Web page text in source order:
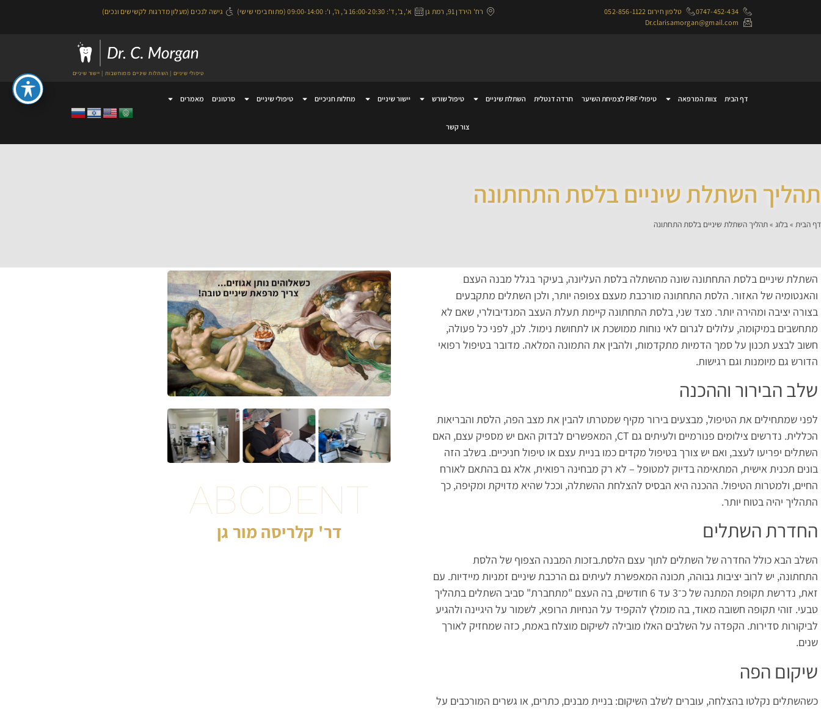
0747-452-434
טלפון חירום 052-856-1122
Dr.clarisamorgan@gmail.com
רח' הירדן 91, רמת גן א', ב', ד': 16:00-20:30 ג', ה', ו': 09:00-14:00 (פתוח בימי שישי) גישה לנכים (מעלון מדרגות לקשישים ונכים)
טיפולי שיניים | השתלות שיניים ממוחשבות | יישור שיניים
דף הבית צוות המרפאה טיפולי PRF לצמיחת השיער חרדה דנטלית השתלת שיניים טיפול שורש יישור שיניים מחלות חניכיים טיפולי שיניים סרטונים מאמרים
צור קשר
תהליך השתלת שיניים בלסת התחתונה
דף הבית »בלוג »תהליך השתלת שיניים בלסת התחתונה
השתלת שיניים בלסת התחתונה שונה מהשתלה בלסת העליונה, בעיקר בגלל מבנה העצם
והאנטומיה של האזור. הלסת התחתונה מורכבת מעצם צפופה יותר, ולכן השתלים מתקבעים
בצורה יציבה ומהירה יותר. מצד שני, בלסת התחתונה קיימת תעלת העצב המנדיבולרי, שאם לא
מתחשבים במיקומה, עלולים לגרום לאי נוחות ממושכת או לתחושת נימול. לכן, לפני כל פעולה,
חשוב לבצע תכנון על סמך הדמיות מתקדמות, ולהבין את התמונה המלאה. מדובר בטיפול רפואי
הדורש גם מיומנות וגם רגישות.
שלב הבירור וההכנה
לפני שמתחילים את הטיפול, מבצעים בירור מקיף שמטרתו להבין את מצב הפה, הלסת והבריאות
הכללית. נדרשים צילומים פנורמיים ולעיתים גם CT, המאפשרים לבדוק האם יש מספיק עצם, האם
השתלים יפריעו לעצב, ואם יש צורך בטיפול מקדים כמו בניית עצם או טיפול חניכיים. בשלב הזה
בונים תכנית אישית, המתאימה בדיוק למטופל – לא רק מבחינה רפואית, אלא גם בהתאם לאורח
החיים, ולמטרות הטיפול. ההכנה היא הבסיס להצלחת ההשתלה, וככל שהיא מדויקת ומקיפה, כך
התהליך יהיה בטוח יותר.
החדרת השתלים
השלב הבא כולל החדרה של השתלים לתוך עצם הלסת.בזכות המבנה הצפוף של הלסת
התחתונה, יש לרוב יציבות גבוהה, תכונה המאפשרת לעיתים גם הרכבת שיניים זמניות מיידיות. עם
זאת, נדרשת תקופת המתנה של כ־3 עד 6 חודשים, בה העצם "מתחברת" סביב השתלים בתהליך
טבעי. זוהי תקופה חשובה מאוד, בה מומלץ להקפיד על הנחיות הרופא, לשמור על היגיינה ולהגיע
לביקורות סדירות. הקפדה על השלבים האלו מובילה לשיקום מוצלח באמת, כזה שמחזיק לאורך
שנים.
שיקום הפה
כשהשתלים נקלטו בהצלחה, עוברים לשלב השיקום: בניית מבנים, כתרים, או גשרים המורכבים על
ABCDENT
דר' קלריסה מור גן